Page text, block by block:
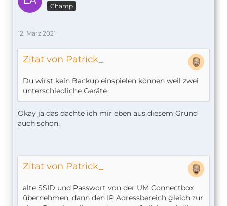
Champ
12. März 2021
Zitat von Patrick_
Du wirst kein Backup einspielen können weil zwei
unterschiedliche Geräte
Okay ja das dachte ich mir eben aus diesem Grund
auch schon.
Zitat von Patrick_
alte SSID und Passwort von der UM Connectbox
übernehmen, dann den IP Adressbereich gleich zur